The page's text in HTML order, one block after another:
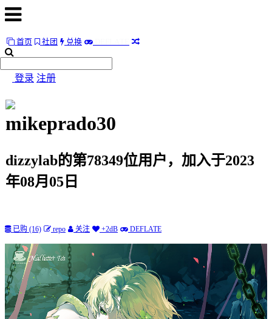
首页 社团 兑换
登录 注册
首
社
DEFLATE
听
听
mikeprado30
dizzylab的第78349位用户，加入于2023
年08月05日
已购 (16) repo 关注 +2dB DEFLATE